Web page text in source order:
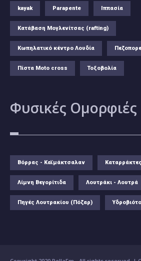
kayak Parapente Ιππασία
Κατάβαση Μογλενίτσας (rafting)
Κωπηλατικό κέντρο Λουδία
Πίστα Moto cross Τοξοβολία
Φυσικές Ομορφιές
Βόρρας - Καϊμάκτσαλαν
Λίμνη Βεγορίτιδα Λουτράκι - Λουτρά
Πηγές Λουτρακίου (Πόζαρ)